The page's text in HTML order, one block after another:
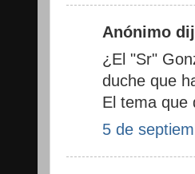
Anónimo
¿El "Sr"
duche que
El tema que
5 de